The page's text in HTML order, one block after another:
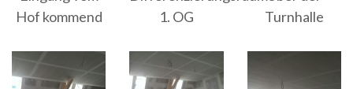
Hof kommend
1. OG
Turnhalle